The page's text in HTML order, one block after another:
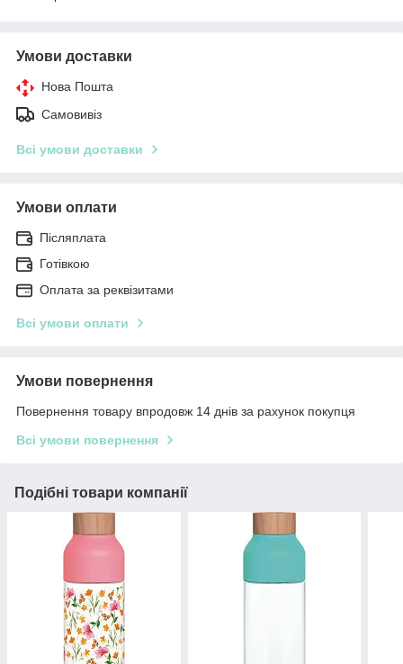
Умови доставки
Нова Пошта
Самовивіз
Всі умови доставки
Умови оплати
Післяплата
Готівкою
Оплата за реквізитами
Всі умови оплати
Умови повернення
Повернення товару впродовж 14 днів за рахунок покупця
Всі умови повернення
Подібні товари компанії